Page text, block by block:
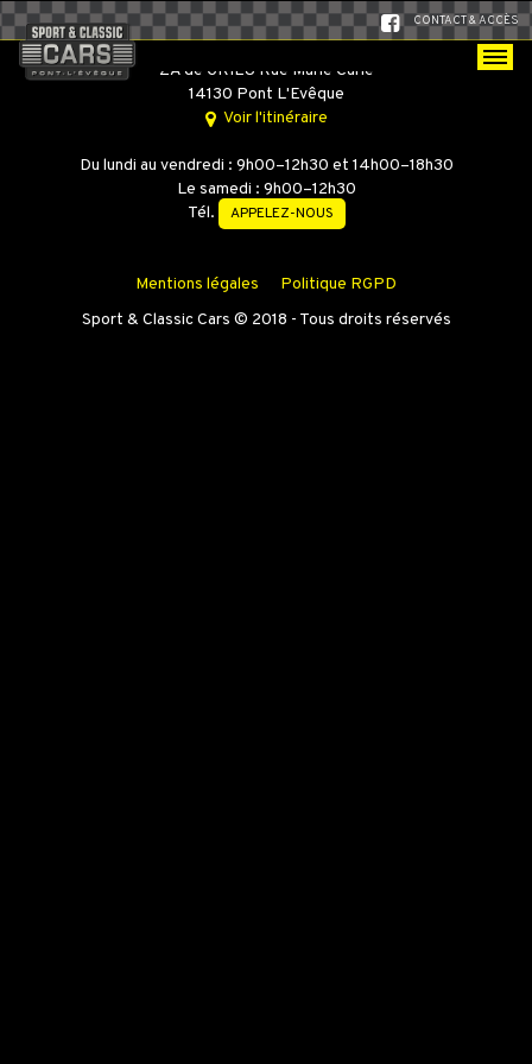
CONTACT & ACCÈS
SPORT & CLASSIC CARS
ZA de GRIEU Rue Marie Curie
14130 Pont L'Evêque
Voir l'itinéraire
Du lundi au vendredi : 9h00–12h30 et 14h00–18h30
Le samedi : 9h00–12h30
Tél.
APPELEZ-NOUS
Mentions légales
Politique RGPD
Sport & Classic Cars © 2018 - Tous droits réservés